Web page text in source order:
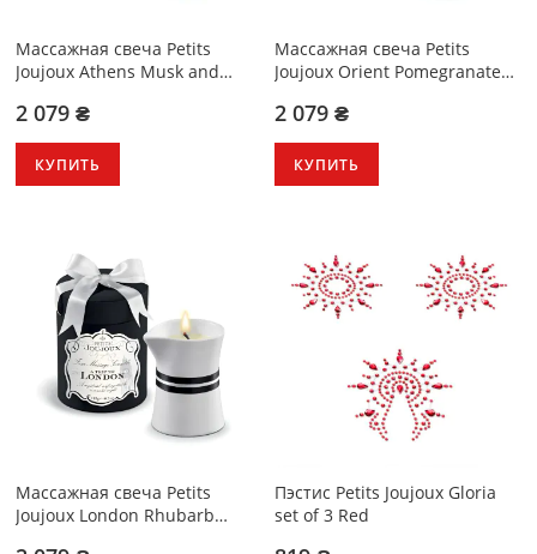
Массажная свечa Petits
Joujoux Athens Musk and
2 079 ₴
КУПИТЬ
Массажная свечa Petits
Joujoux Orient Pomegranate
2 079 ₴
КУПИТЬ
Массажная свечa Petits
Joujoux London Rhubarb
Пэстис Petits Joujoux Gloria
set of 3 Red